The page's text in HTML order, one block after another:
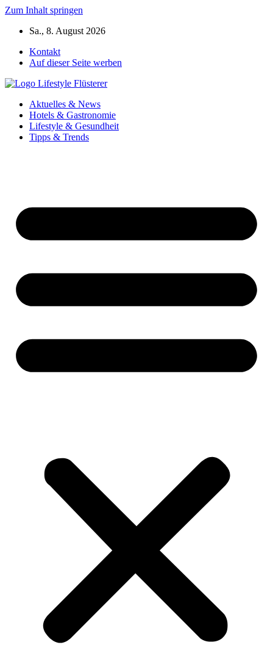
Zum Inhalt springen
Sa., 8. August 2026
Kontakt
Auf dieser Seite werben
Aktuelles & News
Hotels & Gastronomie
Lifestyle & Gesundheit
Tipps & Trends